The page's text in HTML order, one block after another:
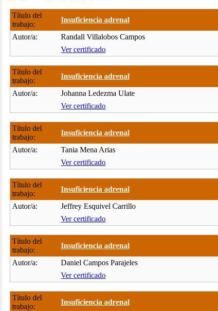
Título del
trabajo:
Insuficiencia adrenal
Autor/a:
Randall Villalobos Campos
Ver certificado
Título del
trabajo:
Insuficiencia adrenal
Autor/a:
Johanna Ledezma Ulate
Ver certificado
Título del
trabajo:
Insuficiencia adrenal
Autor/a:
Tania Mena Arias
Ver certificado
Título del
trabajo:
Insuficiencia adrenal
Autor/a:
Jeffrey Esquivel Carrillo
Ver certificado
Título del
trabajo:
Insuficiencia adrenal
Autor/a:
Daniel Campos Parajeles
Ver certificado
Título del
trabajo:
Insuficiencia adrenal